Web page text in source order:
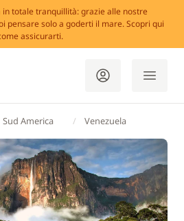
in totale tranquillità: grazie alle nostre
pensare solo a goderti il mare. Scopri qui
assicurarti.
Sud America Venezuela